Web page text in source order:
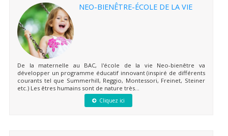
NEO-BIENÊTRE-ÉCOLE DE LA VIE
De la maternelle au BAC, l'école de la vie Neo-bienêtre va
développer un programme éducatif innovant (inspiré de différents
courants tel que Summerhill, Reggio, Montessori, Freinet, Steiner
etc.) Les êtres humains sont de nature très...
Cliquez ici